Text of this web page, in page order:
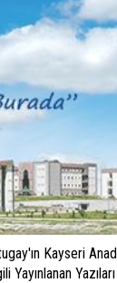
Kayseri
Yazıları